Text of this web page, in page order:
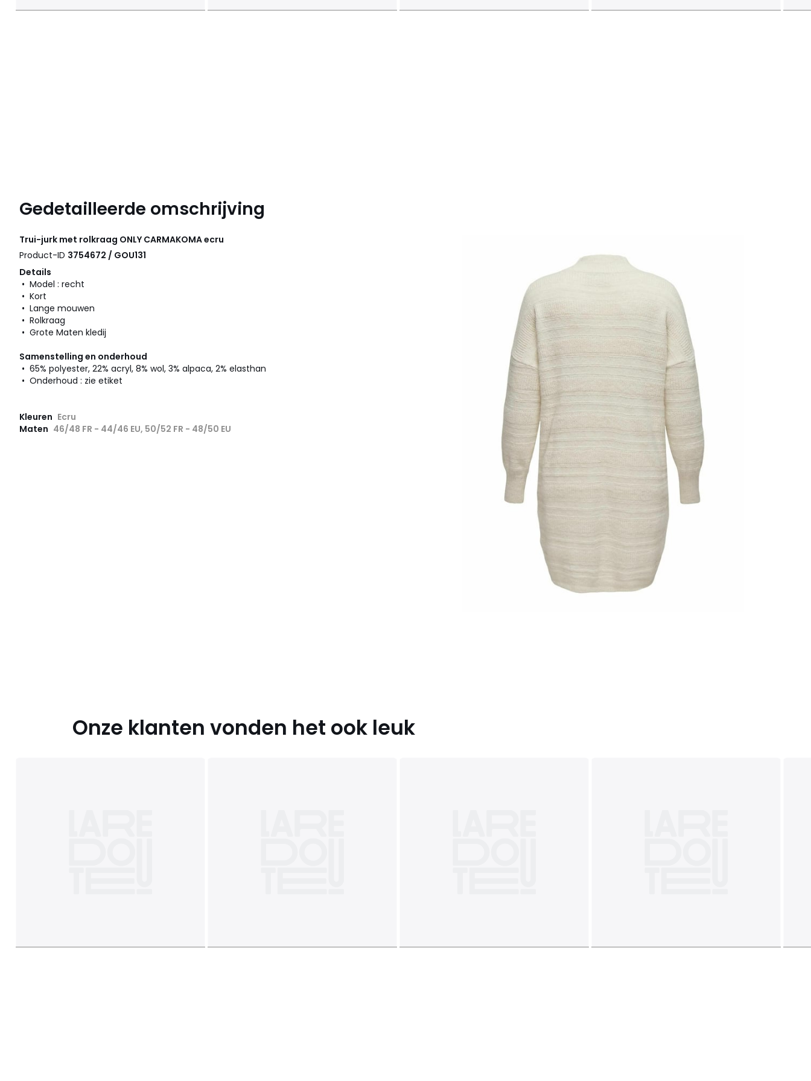
Gedetailleerde omschrijving
Trui-jurk met rolkraag ONLY CARMAKOMAecru
Product-ID 3754672 / GOU131
Details
• Model : recht
• Kort
• Lange mouwen
• Rolkraag
• Grote Maten kledij
Samenstelling en onderhoud
• 65% polyester, 22% acryl, 8% wol, 3% alpaca, 2% elasthan
• Onderhoud : zie etiket
Kleuren Ecru
Maten 46/48 FR - 44/46 EU, 50/52 FR - 48/50 EU
Onze klanten vonden het ook leuk